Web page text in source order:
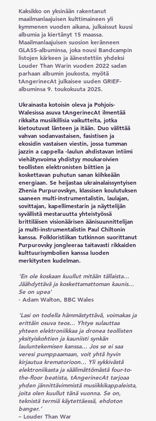
Kaksikko on yksinään rakentanut
maailmanlaajuisen kulttimaineen yli
kymmenen vuoden aikana, julkaissut kuusi
albumia ja kiertänyt 15 maassa.
Maailmanlaajuisen suosion keränneen
GLASS-albuminsa, joka nousi Bandcampin
listojen kärkeen ja äänestettiin yhdeksi
Louder Than Warin vuoden 2022 sadan
parhaan albumin joukosta, myötä
tAngerinecAt julkaisee uuden GRIEF-
albuminsa 9. toukokuuta 2025.
Ukrainasta kotoisin oleva ja Pohjois-
Walesissa asuva tAngerinecAt ilmentää
rikkaita musiikillisia vaikutteita, jotka
kietoutuvat länteen ja itään. Duo välittää
vahvan sodanvastaisen, fasistisen ja
ekosidin vastaisen viestin, jossa tumman
jazzin a cappella -laulun ahdistavan intiimi
viehätysvoima yhdistyy moukaroivien
teollisten elektronisten biittien ja
koskettavan puhutun sanan kiihkeään
energiaan. Se heijastaa ukrainalaissyntyisen
Zhenia Purpurovskyn, klassisen koulutuksen
saaneen multi-instrumentalistin, laulajan,
sovittajan, kapellimestarin ja näyttelijän
syvällistä mestaruutta yhteistyössä
brittiläisen visionäärisen äänisuunnittelijan
ja multi-instrumentalistin Paul Chiltonin
kanssa. Folkloristiikan tutkinnon suorittanut
Purpurovsky jongleeraa taitavasti rikkaiden
kulttuurisymbolien kanssa luoden
merkitysten kudelman.
'En ole koskaan kuullut mitään tällaista...
Jäähdyttävä ja koskettamattoman kaunis...
Se on upea'
- Adam Walton, BBC Wales
'Lasi on todella hämmästyttävä, voimakas ja
erittäin osuva teos... Yhtye sulauttaa
yhteen elektroniikkaa ja dronea teollisten
yksityiskohtien ja kauniisti synkän
lauluntekemisen kanssa... Jos se ei saa
veresi pumppaamaan, voit yhtä hyvin
kirjautua krematorioon... Yli sykkivästä
elektroniikasta ja säälimättömästä four-to-
the-floor beatista, tAngerinecAt tarjoaa
yhden jännittävimmistä musiikkikappaleista,
joita olen kuullut tänä vuonna. Se on,
teknistä termiä käytettäessä, ehdoton
banger.’
– Louder Than War